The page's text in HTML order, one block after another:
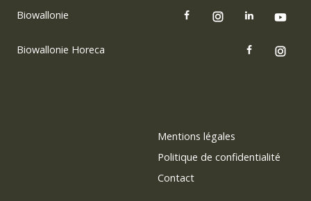
Biowallonie
Biowallonie Horeca
Mentions légales
Politique de confidentialité
Contact